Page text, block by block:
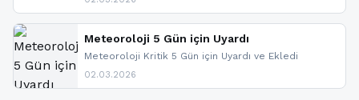
paylaşacağız. En hızlı şekilde haberdar olmak için
sitemizi takip edebilir ve bildirimleri açabilirsiniz.
Meteoroloji 5 Gün için Uyardı
Meteoroloji Kritik 5 Gün için Uyardı ve Ekledi
02.03.2026